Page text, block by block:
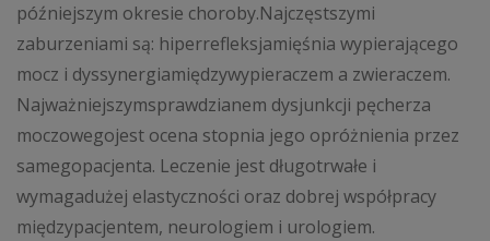
późniejszym okresie choroby.Najczęstszymi
zaburzeniami są: hiperrefleksjamięśnia wypierającego
mocz i dyssynergiamiędzywypieraczem a zwieraczem.
Najważniejszymsprawdzianem dysjunkcji pęcherza
moczowegojest ocena stopnia jego opróżnienia przez
samegopacjenta. Leczenie jest długotrwałe i
wymagadużej elastyczności oraz dobrej współpracy
międzypacjentem, neurologiem i urologiem.